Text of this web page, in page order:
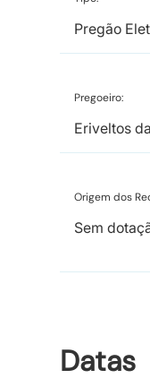
Pregão
Pregoeiro:
Eriveltos
Origem dos
Sem
Datas